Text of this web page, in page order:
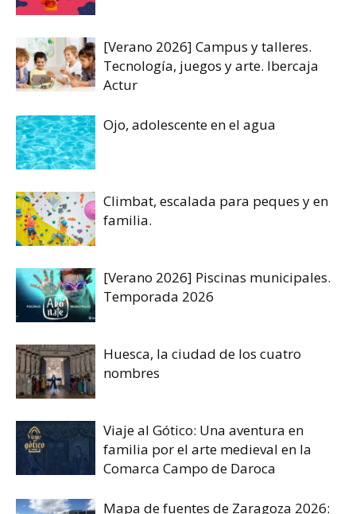
[Verano 2026] Campus y talleres.
Tecnología, juegos y arte. Ibercaja
Actur
Ojo, adolescente en el agua
Climbat, escalada para peques y en
familia.
[Verano 2026] Piscinas municipales.
Temporada 2026
Huesca, la ciudad de los cuatro
nombres
Viaje al Gótico: Una aventura en
familia por el arte medieval en la
Comarca Campo de Daroca
Mapa de fuentes de Zaragoza 2026: